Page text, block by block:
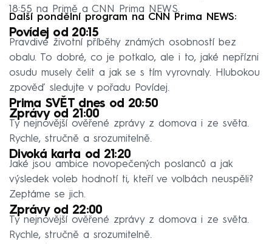
18:55 na Primě a CNN Prima NEWS.
Další pondělní program na CNN Prima NEWS:
Povídej od 20:15
Pravdivé životní příběhy známých osobností bez
obalu. To dobré, co je potkalo, ale i to, jaké nepřízni
osudu musely čelit a jak se s tím vyrovnaly. Hlubokou
zpověď sledujte v pořadu Povídej.
Prima SVĚT dnes od 20:50
Zprávy od 21:00
Ty nejnovější ověřené zprávy z domova i ze světa.
Rychle, stručně a srozumitelně.
Divoká karta od 21:20
Jaké jsou ambice novopečených poslanců a jak
výsledek voleb hodnotí ti, kteří ve volbách neuspěli?
Zeptáme se jich.
Zprávy od 22:00
Ty nejnovější ověřené zprávy z domova i ze světa.
Rychle, stručně a srozumitelně.